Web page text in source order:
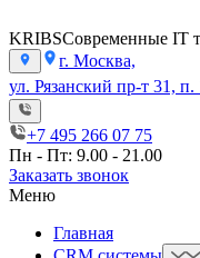
KRIBSСовременные IT
г. Москва,
ул. Рязанский пр-т 31, п.
+7 495 266 07 75
Пн - Пт: 9.00 - 21.00
Заказать звонок
Меню
Главная